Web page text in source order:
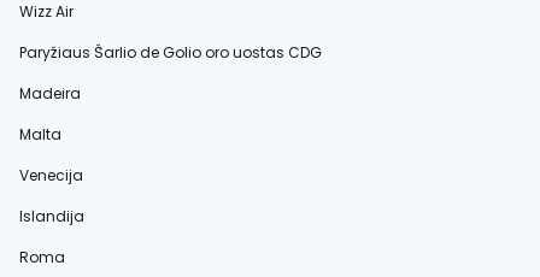
Wizz Air
Paryžiaus Šarlio de Golio oro uostas CDG
Madeira
Malta
Venecija
Islandija
Roma